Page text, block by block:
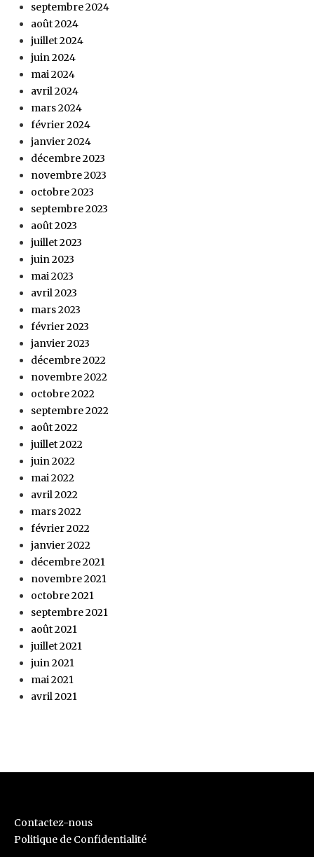
septembre 2024
août 2024
juillet 2024
juin 2024
mai 2024
avril 2024
mars 2024
février 2024
janvier 2024
décembre 2023
novembre 2023
octobre 2023
septembre 2023
août 2023
juillet 2023
juin 2023
mai 2023
avril 2023
mars 2023
février 2023
janvier 2023
décembre 2022
novembre 2022
octobre 2022
septembre 2022
août 2022
juillet 2022
juin 2022
mai 2022
avril 2022
mars 2022
février 2022
janvier 2022
décembre 2021
novembre 2021
octobre 2021
septembre 2021
août 2021
juillet 2021
juin 2021
mai 2021
avril 2021
Contactez-nous
Politique de Confidentialité